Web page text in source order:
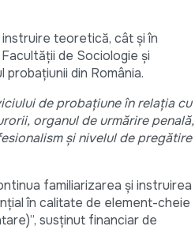
teoretică, cât și în
de Sociologie și
din România.
de probaţiune în relația cu
organul de urmărire penală,
și nivelul de pregătire
familiarizarea și instruirea
în calitate de element-cheie
susținut financiar de